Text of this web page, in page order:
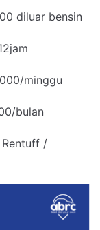
diluar bensin
minggu
bulan
/